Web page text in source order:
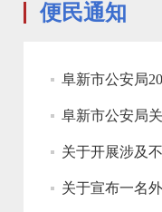
便民通知
阜新市公安局
阜新市公安局
关于开展涉及
关于宣布一名